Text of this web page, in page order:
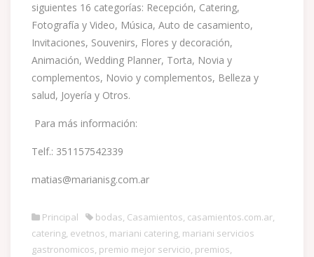
siguientes 16 categorías: Recepción, Catering,
Fotografía y Video, Música, Auto de casamiento,
Invitaciones, Souvenirs, Flores y decoración,
Animación, Wedding Planner, Torta, Novia y
complementos, Novio y complementos, Belleza y
salud, Joyería y Otros.
Para más información:
Telf.: 351157542339
matias@marianisg.com.ar
Principal bodas, Casamientos, casamientos.com.ar,
catering, evetnos, mariani catering, mariani servicios
gastronomicos, premio mejor servicio, premios,